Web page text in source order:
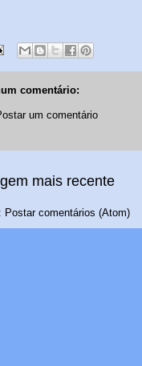
comentário:
um comentário
mais recente
Postar comentários (Atom)